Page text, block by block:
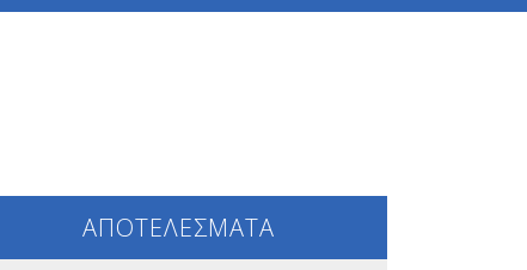
ΑΠΟΤΕΛΕΣΜΑΤΑ